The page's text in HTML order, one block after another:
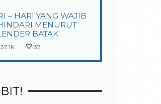
– HARI YANG WAJIB
MENURUT
BATAK
37.1K 37